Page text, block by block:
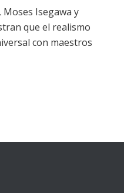
Isegawa y
que el realismo
con maestros